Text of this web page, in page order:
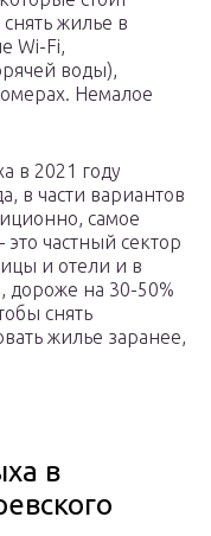
жилье в
Wi-Fi,
воды),
Немалое
в 2021 году
в части вариантов
самое
частный сектор
и отели и в
дороже на 30-50%
снять
жилье заранее,
в